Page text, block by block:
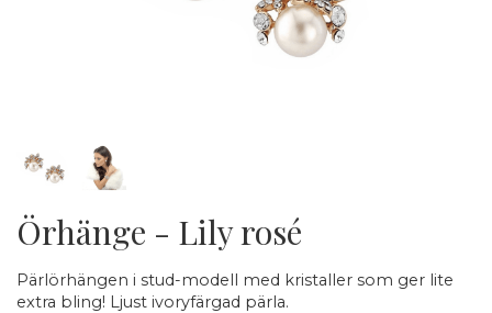
Örhänge - Lily rosé
Pärlörhängen i stud-modell med kristaller som ger lite
extra bling! Ljust ivoryfärgad pärla.